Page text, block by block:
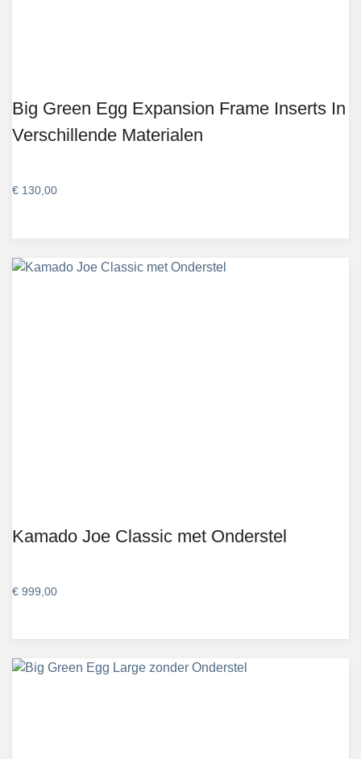
Big Green Egg Expansion Frame Inserts In
Verschillende Materialen
€ 130,00
Kamado Joe Classic met Onderstel
€ 999,00